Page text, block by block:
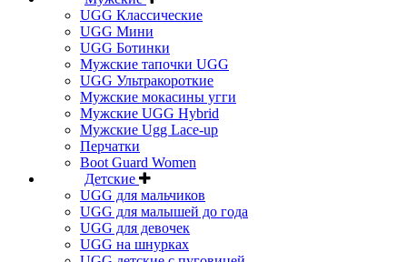
UGG Классические
UGG Мини
UGG Ботинки
Мужские тапочки UGG
UGG Ультракороткие
Мужские мокасины угги
Мужские UGG Hybrid
Мужские Ugg Lace-up
Перчатки
Boot Guard Women
Детские
UGG для мальчиков
UGG для малышей до года
UGG для девочек
UGG на шнурках